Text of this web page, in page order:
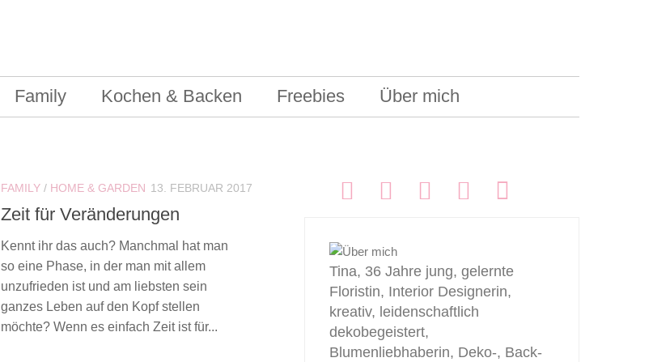
Family Kochen & Backen Freebies Über mich
FAMILY / HOME & GARDEN 13. FEBRUAR 2017
Zeit für Veränderungen
Kennt ihr das auch? Manchmal hat man
so eine Phase, in der man mit allem
unzufrieden ist und am liebsten sein
ganzes Leben auf den Kopf stellen
möchte? Wenn es einfach Zeit ist für...
Tina, 36 Jahre jung, gelernte
Floristin, Interior Designerin,
kreativ, leidenschaftlich
dekobegeistert,
Blumenliebhaberin, Deko-, Back-